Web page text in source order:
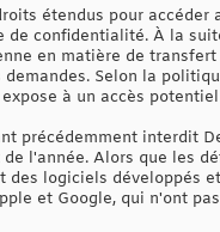
étendus pour accéder
confidentialité. À la
en matière de
Selon la
à un accès
précédemment interdit
l'année. Alors que les
logiciels développés
et Google, qui n'ont